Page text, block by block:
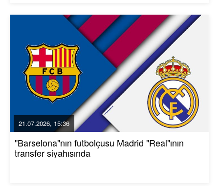
21.07.2026, 15:36
"Barselona"nın futbolçusu Madrid "Real"ının
transfer siyahısında